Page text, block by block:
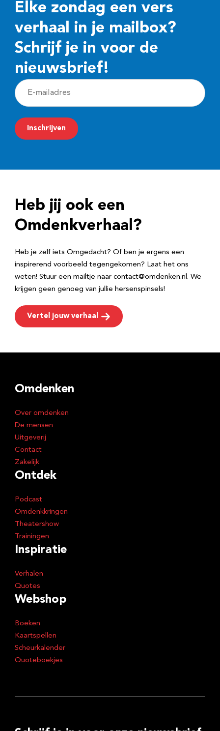
Elke zondag een vers
verhaal in je mailbox?
Schrijf je in voor de
nieuwsbrief!
E
-
m
a
r
e
Inschrijven
Heb jij ook een
Omdenkverhaal?
Heb je zelf iets Omgedacht? Of ben je ergens een
inspirerend voorbeeld tegengekomen? Laat het ons
weten! Stuur een mailtje naar contact@omdenken.nl. We
krijgen geen genoeg van jullie hersenspinsels!
Vertel jouw verhaal
Omdenken
Over omdenken
De mensen
Uitgeverij
Contact
Zakelijk
Ontdek
Podcast
Omdenkkringen
Theatershow
Trainingen
Inspiratie
Verhalen
Quotes
Webshop
Boeken
Kaartspellen
Scheurkalender
Quoteboekjes